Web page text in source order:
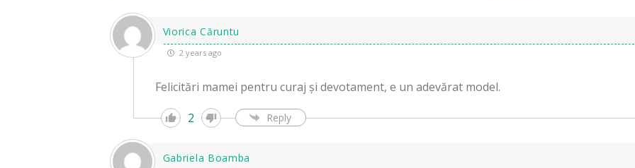
Viorica Căruntu
2 years ago
Felicitări mamei pentru curaj și devotament, e un adevărat model.
2
Reply
Gabriela Boamba